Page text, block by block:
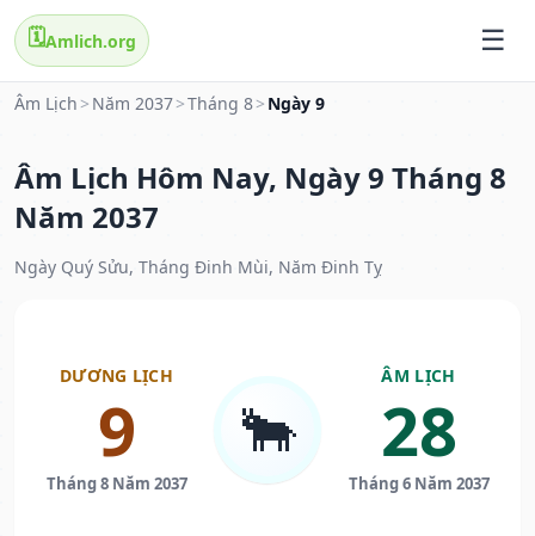
🗓️Amlich.org
Âm Lịch > Năm 2037>Tháng 8> Ngày 9
Âm Lịch Hôm Nay, Ngày 9 Tháng 8
Năm 2037
Ngày Quý Sửu, Tháng Đinh Mùi, Năm Đinh Tỵ
DƯƠNG LỊCH
9
Tháng 8 Năm 2037
🐂
ÂM LỊCH
28
Tháng 6 Năm 2037